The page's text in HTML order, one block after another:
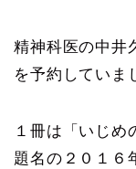
精神科医の中井
を予約していま
１冊は「いじめ
題名の２０１６